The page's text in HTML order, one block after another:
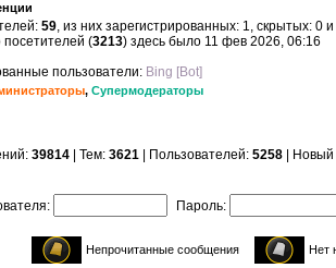
59, из них зарегистрированных: 1, скрытых: 0
посетителей (3213) здесь было 11 фев 2026, 06:16
пользователи: Bing [Bot]
, Супермодераторы
39814 | Тем: 3621 | Пользователей: 5258 |
Пароль:
Непрочитанные сообщения Нет